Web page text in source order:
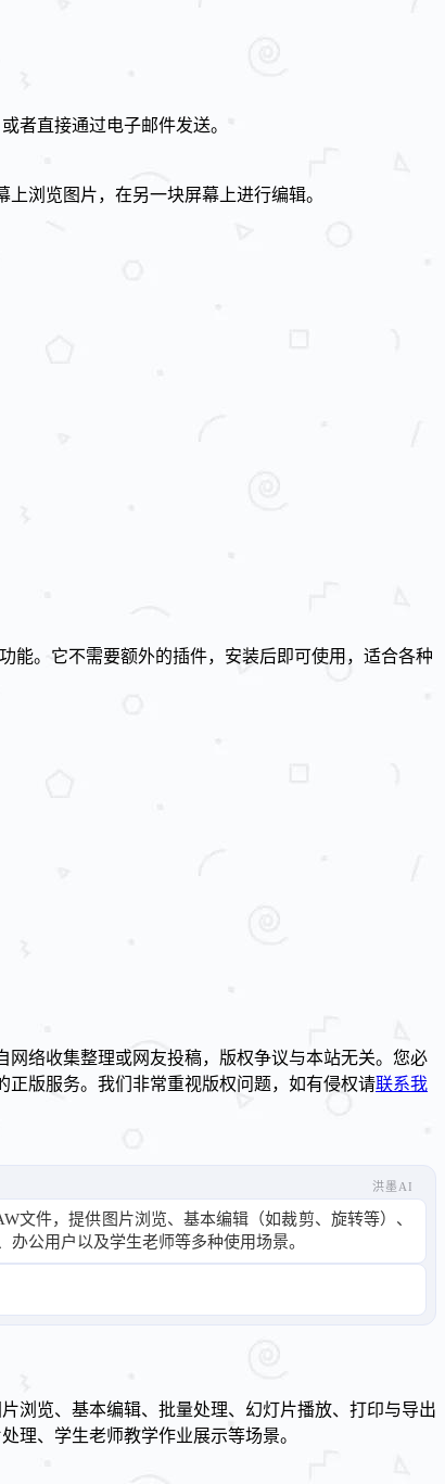
者直接通过电子邮件发送。
浏览图片，在另一块屏幕上进行编辑。
能。它不需要额外的插件，安装后即可使用，适合各种
络收集整理或网友投稿，版权争议与本站无关。您必
版服务。我们非常重视版权问题，如有侵权请联系我
洪墨AI
文件，提供图片浏览、基本编辑（如裁剪、旋转等）、
公用户以及学生老师等多种使用场景。
浏览、基本编辑、批量处理、幻灯片播放、打印与导出
理、学生老师教学作业展示等场景。